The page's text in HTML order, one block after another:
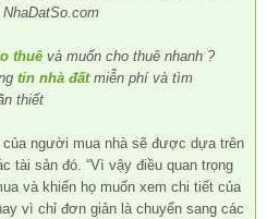
thuê và muốn cho thuê nhanh ?
tin nhà đấtmiễn phí và tìm
thiết
của người mua nhà sẽ được dựa trên
tài sản đó. “Vì vậy điều quan trọng
và khiến họ muốn xem chi tiết của
vì chỉ đơn giản là chuyển sang các